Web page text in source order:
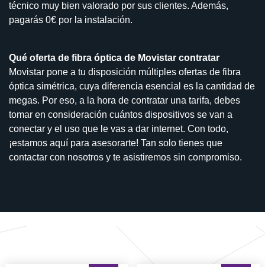
técnico muy bien valorado por sus clientes. Además,
pagarás 0€ por la instalación.
Qué oferta de fibra óptica de Movistar contratar
Movistar pone a tu disposición múltiples ofertas de fibra
óptica simétrica, cuya diferencia esencial es la cantidad de
megas. Por eso, a la hora de contratar una tarifa, debes
tomar en consideración cuántos dispositivos se van a
conectar y el uso que le vas a dar internet. Con todo,
¡estamos aquí para asesorarte! Tan solo tienes que
contactar con nosotros y te asistiremos sin compromiso.